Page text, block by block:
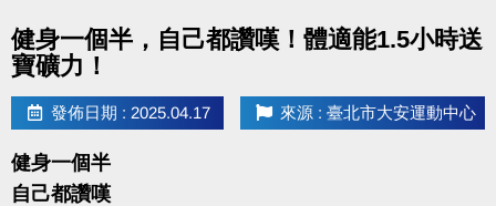
健身一個半，自己都讚嘆！體適能1.5小時送
寶礦力！
發佈日期 : 2025.04.17 來源 : 臺北市大安運動中心
健身一個半
自己都讚嘆